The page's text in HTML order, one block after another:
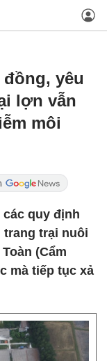
yêu
lợn vẫn
môi
quy định
trại nuôi
(Cẩm
mà tiếp tục xả